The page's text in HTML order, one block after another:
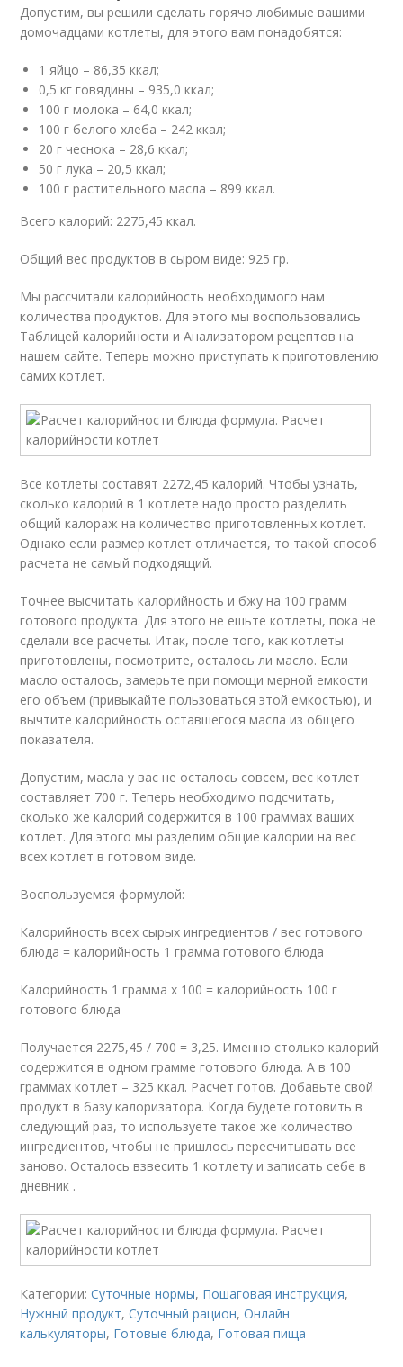
Допустим, вы решили сделать горячо любимые вашими
домочадцами котлеты, для этого вам понадобятся:
1 яйцо – 86,35 ккал;
0,5 кг говядины – 935,0 ккал;
100 г молока – 64,0 ккал;
100 г белого хлеба – 242 ккал;
20 г чеснока – 28,6 ккал;
50 г лука – 20,5 ккал;
100 г растительного масла – 899 ккал.
Всего калорий: 2275,45 ккал.
Общий вес продуктов в сыром виде: 925 гр.
Мы рассчитали калорийность необходимого нам
количества продуктов. Для этого мы воспользовались
Таблицей калорийности и Анализатором рецептов на
нашем сайте. Теперь можно приступать к приготовлению
самих котлет.
Все котлеты составят 2272,45 калорий. Чтобы узнать,
сколько калорий в 1 котлете надо просто разделить
общий калораж на количество приготовленных котлет.
Однако если размер котлет отличается, то такой способ
расчета не самый подходящий.
Точнее высчитать калорийность и бжу на 100 грамм
готового продукта. Для этого не ешьте котлеты, пока не
сделали все расчеты. Итак, после того, как котлеты
приготовлены, посмотрите, осталось ли масло. Если
масло осталось, замерьте при помощи мерной емкости
его объем (привыкайте пользоваться этой емкостью), и
вычтите калорийность оставшегося масла из общего
показателя.
Допустим, масла у вас не осталось совсем, вес котлет
составляет 700 г. Теперь необходимо подсчитать,
сколько же калорий содержится в 100 граммах ваших
котлет. Для этого мы разделим общие калории на вес
всех котлет в готовом виде.
Воспользуемся формулой:
Калорийность всех сырых ингредиентов / вес готового
блюда = калорийность 1 грамма готового блюда
Калорийность 1 грамма х 100 = калорийность 100 г
готового блюда
Получается 2275,45 / 700 = 3,25. Именно столько калорий
содержится в одном грамме готового блюда. А в 100
граммах котлет – 325 ккал. Расчет готов. Добавьте свой
продукт в базу калоризатора. Когда будете готовить в
следующий раз, то используете такое же количество
ингредиентов, чтобы не пришлось пересчитывать все
заново. Осталось взвесить 1 котлету и записать себе в
дневник .
Категории:Суточные нормы, Пошаговая инструкция,
Нужный продукт,Суточный рацион,Онлайн
калькуляторы, Готовые блюда, Готовая пища